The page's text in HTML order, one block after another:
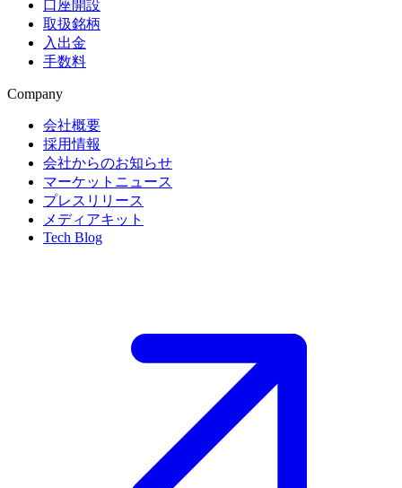
口座開設
取扱銘柄
入出金
手数料
Company
会社概要
採用情報
会社からのお知らせ
マーケットニュース
プレスリリース
メディアキット
Tech Blog